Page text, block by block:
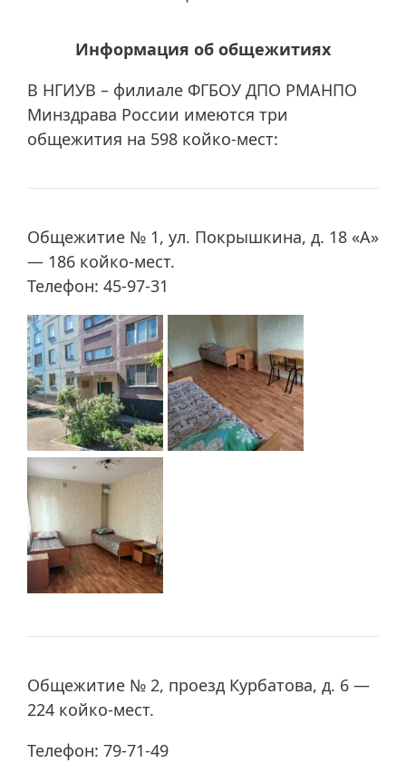
Информация об общежитиях
В НГИУВ – филиале ФГБОУ ДПО РМАНПО
Минздрава России имеются три
общежития на 598 койко-мест:
Общежитие № 1, ул. Покрышкина, д. 18 «А»
— 186 койко-мест.
Телефон: 45-97-31
Общежитие № 2, проезд Курбатова, д. 6 —
224 койко-мест.
Телефон: 79-71-49